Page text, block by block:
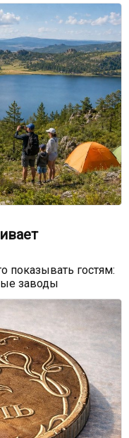
показывать гостям:
заводы